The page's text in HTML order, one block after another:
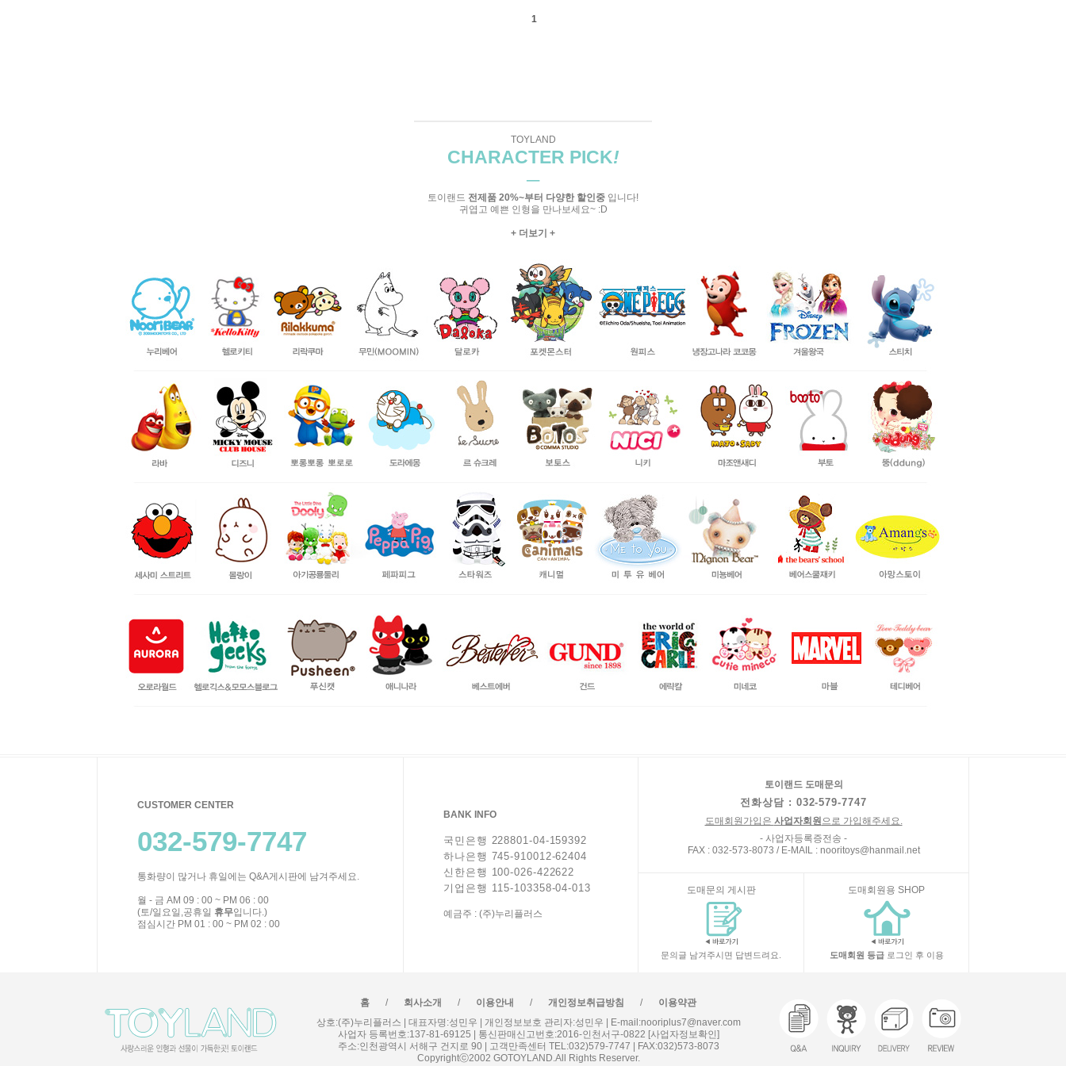
1
TOYLAND
CHARACTER PICK!
─
토이랜드 전제품 20%~부터 다양한 할인중 입니다!
귀엽고 예쁜 인형을 만나보세요~ :D
+ 더보기 +
CUSTOMER CENTER
032-579-7747
통화량이 많거나 휴일에는 Q&A게시판에 남겨주세요.
월 - 금 AM 09 : 00 ~ PM 06 : 00
(토/일요일,공휴일 휴무입니다.)
점심시간 PM 01 : 00 ~ PM 02 : 00
BANK INFO
국민은행 228801-04-159392
하나은행 745-910012-62404
신한은행 100-026-422622
기업은행 115-103358-04-013
예금주 : (주)누리플러스
토이랜드 도매문의
전화상담 : 032-579-7747
도매회원가입은 사업자회원 으로 가입해주세요.
- 사업자등록증전송 -
FAX : 032-573-8073 / E-MAIL : nooritoys@hanmail.net
도매문의 게시판
문의글 남겨주시면 답변드려요.
도매회원용 SHOP
도매회원 등급로그인 후 이용
홈 / 회사소개 / 이용안내 / 개인정보취급방침 /
이용약관
상호:(주)누리플러스 | 대표자명:성민우 | 개인정보보호 관리자:성민우 | E-mail:nooriplus7@naver.com
사업자 등록번호:137-81-69125 | 통신판매신고번호:2016-인천서구-0822 [사업자정보확인]
주소:인천광역시 서해구 건지로 90 | 고객만족센터 TEL:032)579-7747 | FAX:032)573-8073
Copyrightⓒ2002 GOTOYLAND.All Rights Reserver.